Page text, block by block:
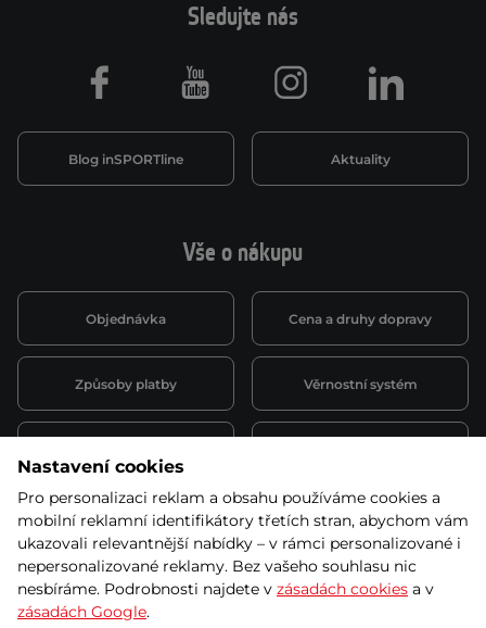
Vše o nákupu
Objednávka Cena a druhy dopravy
Způsoby platby Věrnostní systém
Půjčovna
obchodní podmínky
Kariéra
Sledujte nás
Blog inSPORTline Aktuality
Facebook Youtube Instagram LinkedIn
Nastavení cookies
Pro personalizaci reklam a obsahu používáme cookies a
mobilní reklamní identifikátory třetích stran, abychom vám
ukazovali relevantnější nabídky – v rámci personalizované i
nepersonalizované reklamy. Bez vašeho souhlasu nic
nesbíráme. Podrobnosti najdete v zásadách cookies a v
zásadách Google.